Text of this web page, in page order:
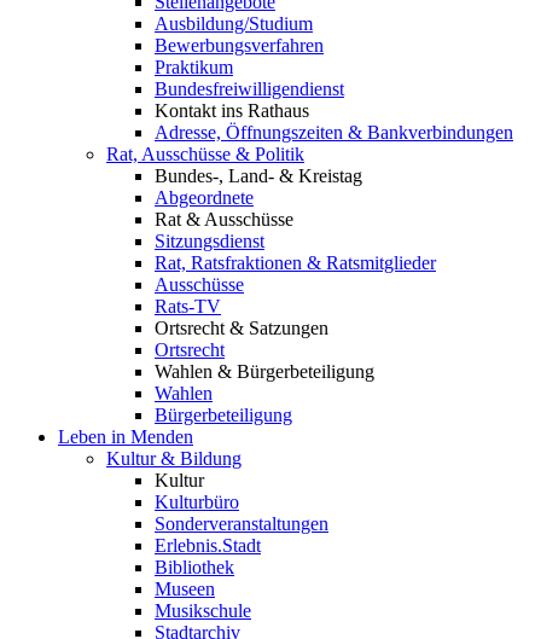
Ausbildung/Studium
Bewerbungsverfahren
Praktikum
Bundesfreiwilligendienst
Kontakt ins Rathaus
Adresse, Öffnungszeiten & Bankverbindungen
Rat, Ausschüsse & Politik
Bundes-, Land- & Kreistag
Abgeordnete
Rat & Ausschüsse
Sitzungsdienst
Rat, Ratsfraktionen & Ratsmitglieder
Ausschüsse
Rats-TV
Ortsrecht & Satzungen
Ortsrecht
Wahlen & Bürgerbeteiligung
Wahlen
Bürgerbeteiligung
Leben in Menden
Kultur & Bildung
Kultur
Kulturbüro
Sonderveranstaltungen
Erlebnis.Stadt
Bibliothek
Museen
Musikschule
Stadtarchiv